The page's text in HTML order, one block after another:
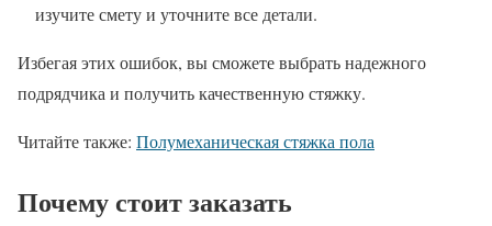
изучите смету и уточните все детали.
Избегая этих ошибок, вы сможете выбрать надежного
подрядчика и получить качественную стяжку.
Читайте также: Полумеханическая стяжка пола
Почему стоит заказать